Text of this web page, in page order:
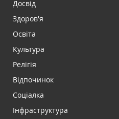
Досвід
Здоров'я
Освіта
Культура
Релігія
Відпочинок
Соціалка
Інфраструктура